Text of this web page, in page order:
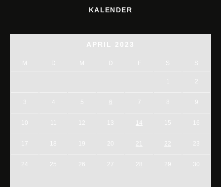
KALENDER
APRIL 2023
M D M D F S S
1 2
3 5 6 7 8 9
10 11 12 13 14 15 16
17 18 19 20 21 22 23
24 25 26 27 28 29 30